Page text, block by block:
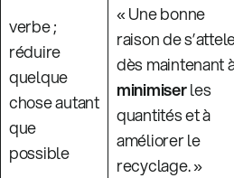
verbe ;
réduire
quelque
chose autant
que
possible
« Une bonne
raison de
dès maintenant
minimiserles
quantités et à
améliorer le
recyclage. »